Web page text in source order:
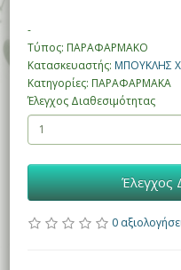
-
Τύπος: ΠΑΡΑΦΑΡΜΑΚΟ
Κατασκευαστής: ΜΠΟΥΚΛΗΣ
Κατηγορίες: ΠΑΡΑΦΑΡΜΑΚΑ
Έλεγχος Διαθεσιμότητας
Έλεγχος
0